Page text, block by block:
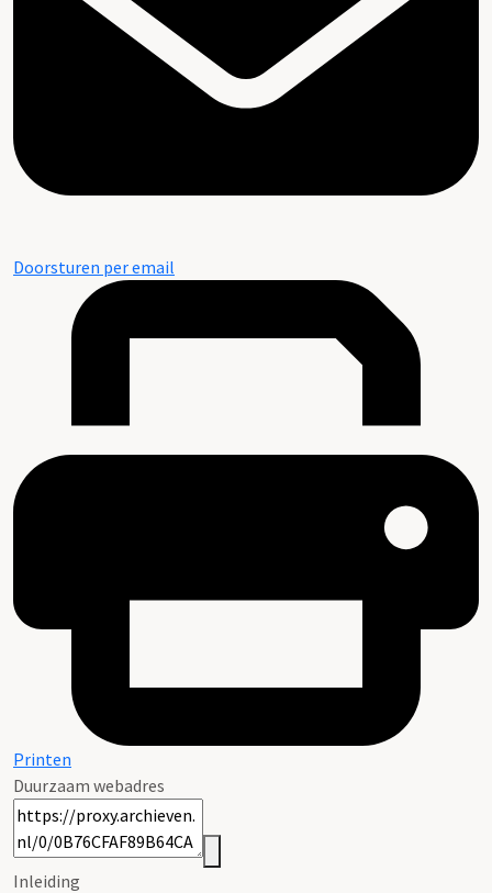
Collectie cliché's A.P. de Kleuver
Doorsturen per email
Printen
Duurzaam webadres
Inleiding